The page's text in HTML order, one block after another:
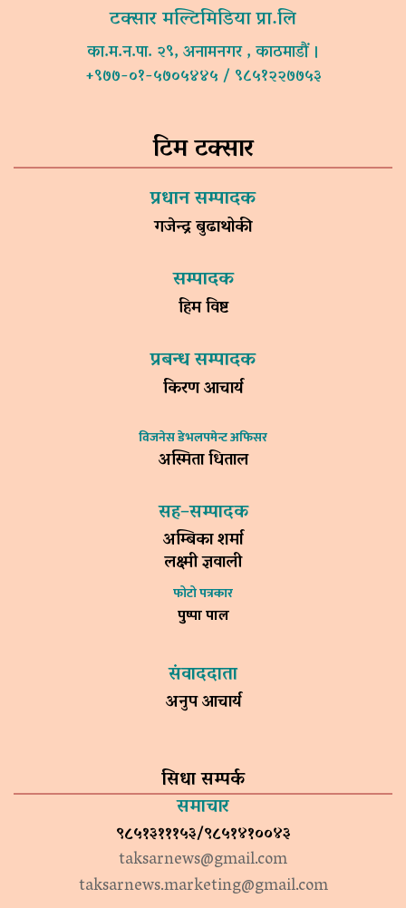
टक्सार मल्टिमिडिया प्रा.लि
का.म.न.पा. २९, अनामनगर , काठमाडौं ।
+९७७-०१-५७०५४४५ / ९८५१२२७७५३
टिम टक्सार
प्रधान सम्पादक
गजेन्द्र बुढाथोकी
सम्पादक
हिम विष्ट
प्रबन्ध सम्पादक
किरण आचार्य
विजनेस डेभलपमेन्ट अफिसर
अस्मिता धिताल
सह–सम्पादक
अम्बिका शर्मा
लक्ष्मी ज्ञवाली
फोटो पत्रकार
पुष्पा पाल
संवाददाता
अनुप आचार्य
सिधा सम्पर्क
समाचार
९८५१३१११५३/९८५१४१००४३
taksarnews@gmail.com
taksarnews.marketing@gmail.com